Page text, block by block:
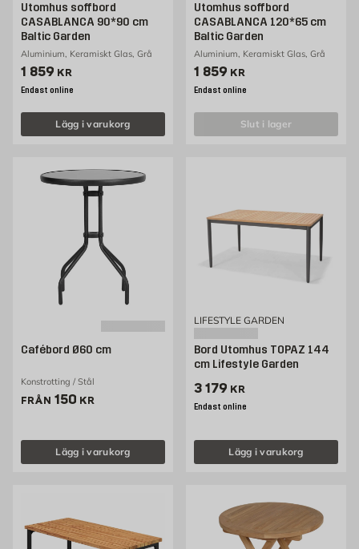
Utomhus soffbord
CASABLANCA 90*90 cm
Baltic Garden
Aluminium, Keramiskt Glas, Grå
Pris 1859 kr
1 859 KR
Endast online
Lägg i varukorg
Utomhus soffbord
CASABLANCA 120*65 cm
Baltic Garden
Aluminium, Keramiskt Glas, Grå
Pris 1859 kr
1 859 KR
Endast online
slut i lager
Cafébord Ø60 cm
Konstrotting / Stål
FRÅN Pris 150 kr
150 KR
Lägg i varukorg
LIFESTYLE GARDEN
Bord Utomhus TOPAZ 144
cm Lifestyle Garden
Pris 3179 kr
3 179 KR
Endast online
Lägg i varukorg